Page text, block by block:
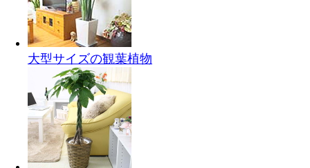
大型サイズの観葉植物